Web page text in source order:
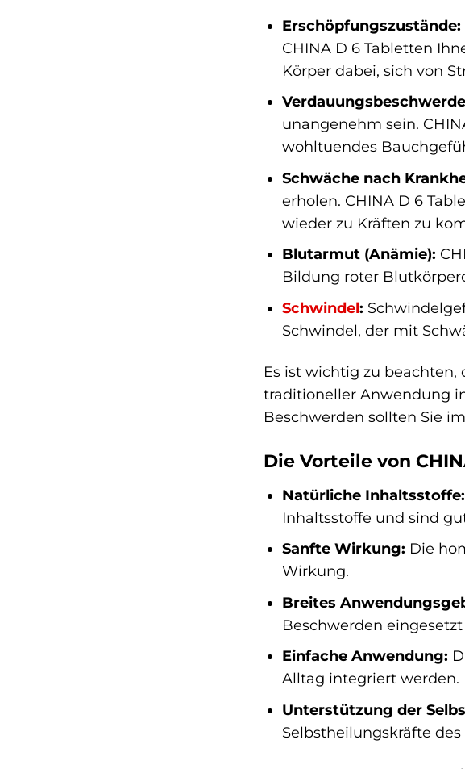
Erschöpfungszustände:
CHINA D 6 Tabletten
Körper dabei, sich von
unangenehm sein.
wohltuendes
Schwäche nach
erholen. CHINA D 6
wieder zu Kräften zu
Blutarmut (Anämie):
Bildung roter
Schwindel:
Schwindel, der mit
Es ist wichtig zu beachten,
traditioneller Anwendung
Beschwerden sollten Sie
Die Vorteile von
Natürliche Inhaltsstoffe:
Inhaltsstoffe und sind
Sanfte Wirkung: Die
Wirkung.
Breites
Beschwerden
Einfache Anwendung:
Alltag integriert werden.
Unterstützung der
Selbstheilungskräfte des